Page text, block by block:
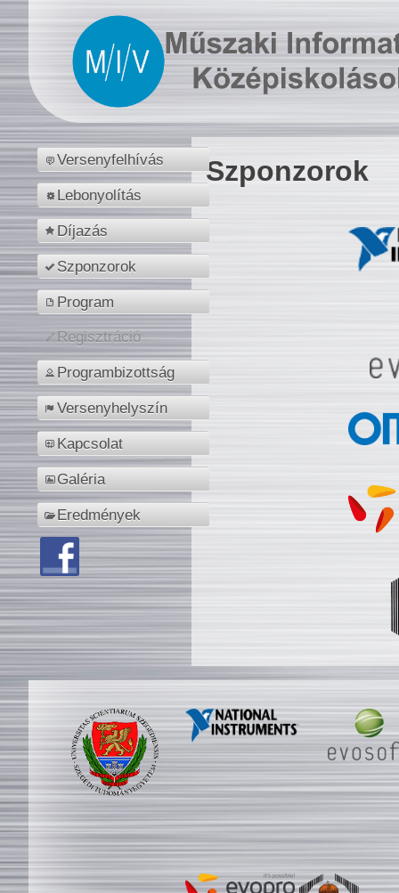
Versenyfelhívás
Lebonyolítás
Díjazás
Szponzorok
Program
Regisztráció
Programbizottság
Versenyhelyszín
Kapcsolat
Galéria
Eredmények
Szponzorok